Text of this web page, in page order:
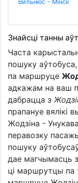
Вильнюс - Мінск
Знайсці танны
Часта
пошуку
па маршруце
адкажам на ваш
дабрацца з
прапануе вялікі
Жодзіна -
перавозку
пошуку
дае магчымасць
ці маршрутцы па